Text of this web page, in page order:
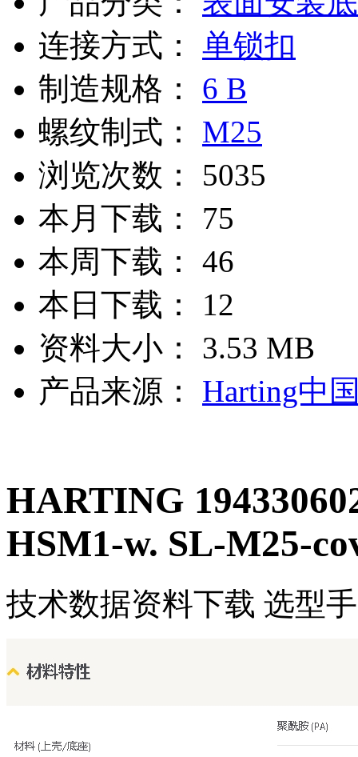
连接方式：
单锁扣
制造规格：
6 B
螺纹制式：
M25
浏览次数：
5035
本月下载：
75
本周下载：
46
本日下载：
12
资料大小：
3.53 MB
产品来源：
Harting中
HARTING
HSM1-w. SL-M25-
技术数据资料下载 选型